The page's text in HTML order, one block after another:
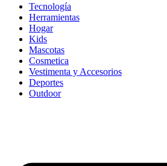
Tecnología
Herramientas
Hogar
Kids
Mascotas
Cosmetica
Vestimenta y Accesorios
Deportes
Outdoor